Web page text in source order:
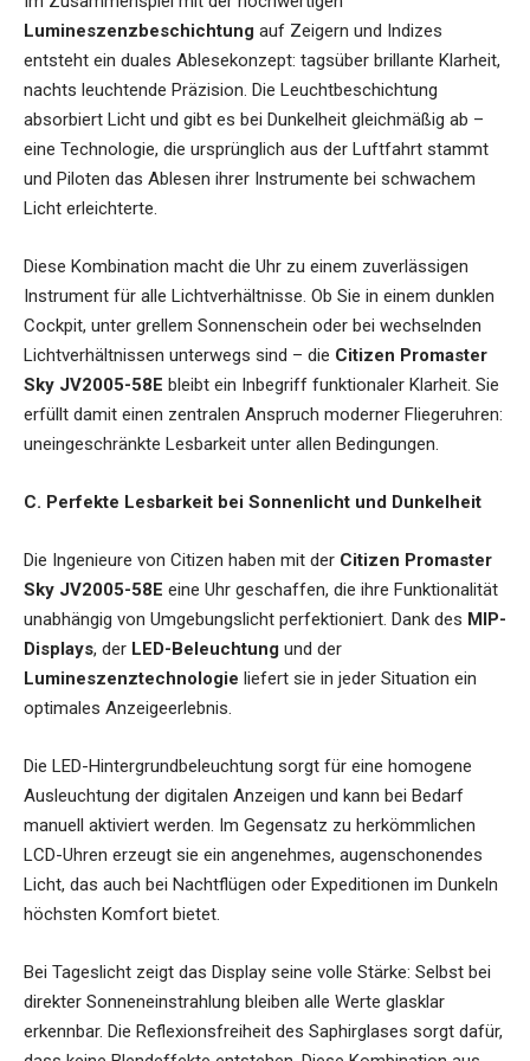
Lumineszenzbeschichtung auf Zeigern und Indizes
entsteht ein duales Ablesekonzept: tagsüber brillante Klarheit,
nachts leuchtende Präzision. Die Leuchtbeschichtung
absorbiert Licht und gibt es bei Dunkelheit gleichmäßig ab –
eine Technologie, die ursprünglich aus der Luftfahrt stammt
und Piloten das Ablesen ihrer Instrumente bei schwachem
Licht erleichterte.
Diese Kombination macht die Uhr zu einem zuverlässigen
Instrument für alle Lichtverhältnisse. Ob Sie in einem dunklen
Cockpit, unter grellem Sonnenschein oder bei wechselnden
Lichtverhältnissen unterwegs sind – die Citizen Promaster
Sky JV2005-58E bleibt ein Inbegriff funktionaler Klarheit. Sie
erfüllt damit einen zentralen Anspruch moderner Fliegeruhren:
uneingeschränkte Lesbarkeit unter allen Bedingungen.
C. Perfekte Lesbarkeit bei Sonnenlicht und Dunkelheit
Die Ingenieure von Citizen haben mit der Citizen Promaster
Sky JV2005-58E eine Uhr geschaffen, die ihre Funktionalität
unabhängig von Umgebungslicht perfektioniert. Dank des MIP-
Displays, der LED-Beleuchtung und der
Lumineszenztechnologie liefert sie in jeder Situation ein
optimales Anzeigeerlebnis.
Die LED-Hintergrundbeleuchtung sorgt für eine homogene
Ausleuchtung der digitalen Anzeigen und kann bei Bedarf
manuell aktiviert werden. Im Gegensatz zu herkömmlichen
LCD-Uhren erzeugt sie ein angenehmes, augenschonendes
Licht, das auch bei Nachtflügen oder Expeditionen im Dunkeln
höchsten Komfort bietet.
Bei Tageslicht zeigt das Display seine volle Stärke: Selbst bei
direkter Sonneneinstrahlung bleiben alle Werte glasklar
erkennbar. Die Reflexionsfreiheit des Saphirglases sorgt dafür,